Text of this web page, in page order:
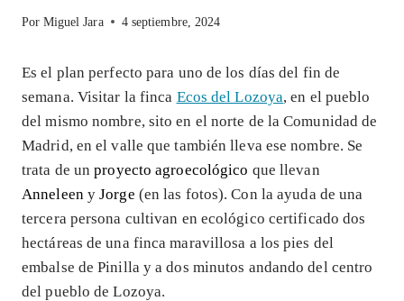
Por Miguel Jara 4 septiembre, 2024
Es el plan perfecto para uno de los días del fin de
semana. Visitar la finca Ecos del Lozoya, en el pueblo
del mismo nombre, sito en el norte de la Comunidad de
Madrid, en el valle que también lleva ese nombre. Se
trata de unproyecto agroecológico que llevan
Anneleen yJorge (en las fotos). Con la ayuda de una
tercera persona cultivan en ecológico certificado dos
hectáreas de una finca maravillosa a los pies del
embalse de Pinilla y a dos minutos andando del centro
del pueblo de Lozoya.